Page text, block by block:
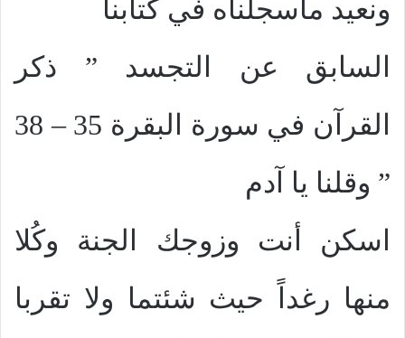
ونعيد ماسجلناه في كتابنا
السابق عن التجسد ” ذكر
القرآن في سورة البقرة 35 – 38
” وقلنا يا آدم
اسكن أنت وزوجك الجنة وكُلا
منها رغداً حيث شئتما ولا تقربا